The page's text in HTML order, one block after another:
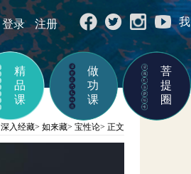
精
品
课
做
功
课
菩
提
圈
登录 注册
深入经藏> 如来藏> 宝性论> 正文